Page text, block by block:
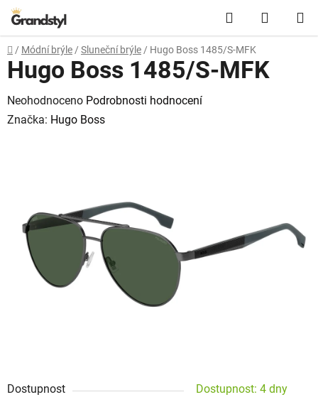
Přejít na obsah Hledat
Domů
/ Módní brýle / Sluneční brýle / Hugo Boss 1485/S-MFK
Dostupnost Dostupnost: 4 dny
Hugo Boss 1485/S-MFK
Průměrné hodnocení produktu je 0,0 z 5 hvězdiček.
Neohodnoceno Podrobnosti hodnocení
Značka: Hugo Boss